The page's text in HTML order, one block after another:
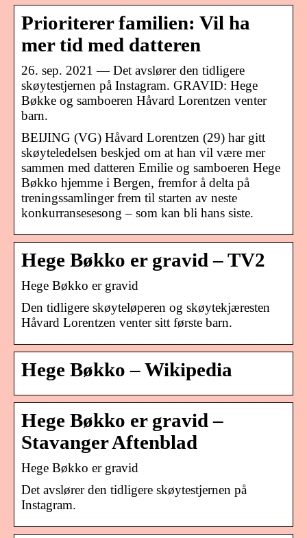
Prioriterer familien: Vil ha
mer tid med datteren
26. sep. 2021 — Det avslører den tidligere
skøytestjernen på Instagram. GRAVID: Hege
Bøkke og samboeren Håvard Lorentzen venter
barn.
BEIJING (VG) Håvard Lorentzen (29) har gitt
skøyteledelsen beskjed om at han vil være mer
sammen med datteren Emilie og samboeren Hege
Bøkko hjemme i Bergen, fremfor å delta på
treningssamlinger frem til starten av neste
konkurransesesong – som kan bli hans siste.
Hege Bøkko er gravid – TV2
Hege Bøkko er gravid
Den tidligere skøyteløperen og skøytekjæresten
Håvard Lorentzen venter sitt første barn.
Hege Bøkko – Wikipedia
Hege Bøkko er gravid –
Stavanger Aftenblad
Hege Bøkko er gravid
Det avslører den tidligere skøytestjernen på
Instagram.